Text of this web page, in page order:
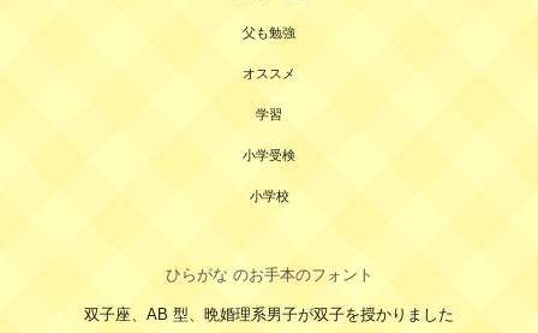
父も勉強
オススメ
学習
小学受検
小学校
ひらがな のお手本のフォント
双子座、AB 型、晩婚理系男子が双子を授かりました